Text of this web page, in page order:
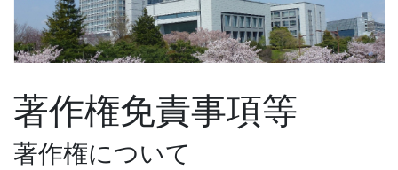
著作権免責事項等
著作権について